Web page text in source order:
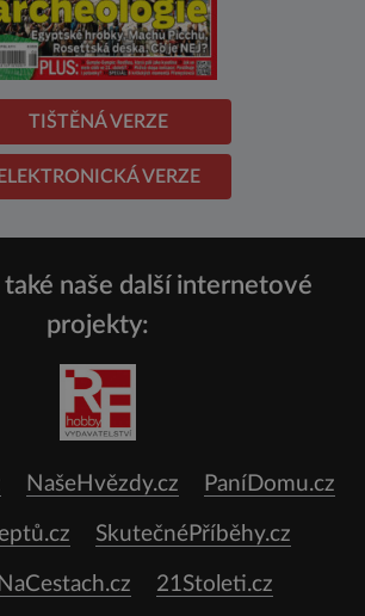
TIŠTĚNÁ VERZE
ELEKTRONICKÁ VERZE
naše další internetové
projekty:
NašeHvězdy.cz PaníDomu.cz
SkutečnéPříběhy.cz
21Stoleti.cz